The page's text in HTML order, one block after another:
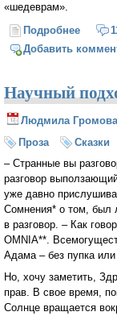
«шедеврам».
Подробнее о
Добавить
Научный
Людмила Громова
Проза
Сказки
– Странные вы
разговор
уже давно
Сомнения* о том, был
в разговор. – Как
OMNIA**.
Адама – без пупка
Но, хочу заметить,
прав. В свое время,
Солнце вращается